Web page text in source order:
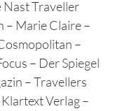
Nast Traveller
– Marie Claire –
–
– Der Spiegel
– Travellers
Verlag –